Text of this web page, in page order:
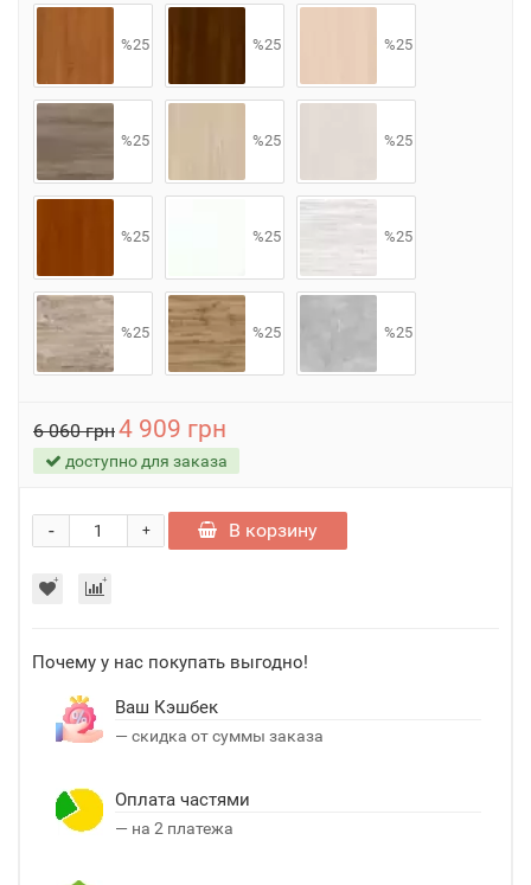
%25 %25 %25
%25 %25 %25
%25 %25 %25
%25 %25 %25
6 060 грн4 909 грн
доступно для заказа
+
- В корзину
Почему у нас покупать выгодно!
Ваш Кэшбек
— скидка от суммы заказа
Оплата частями
— на 2 платежа